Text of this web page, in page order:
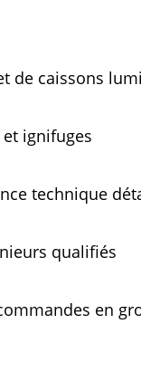
de caissons
et ignifuges
technique
qualifiés
en